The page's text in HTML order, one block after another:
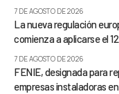
7 DE AGOSTO DE 2026
La nueva regulación
comienza a aplicarse el
7 DE AGOSTO DE 2026
FENIE, designada para
empresas instaladoras